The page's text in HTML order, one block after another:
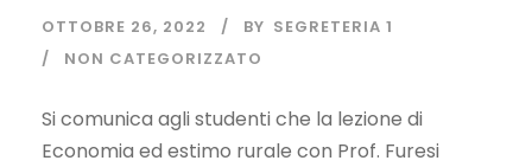
OTTOBRE 26, 2022 BY SEGRETERIA 1
NON CATEGORIZZATO
Si comunica agli studenti che la lezione di
Economia ed estimo rurale con Prof. Furesi